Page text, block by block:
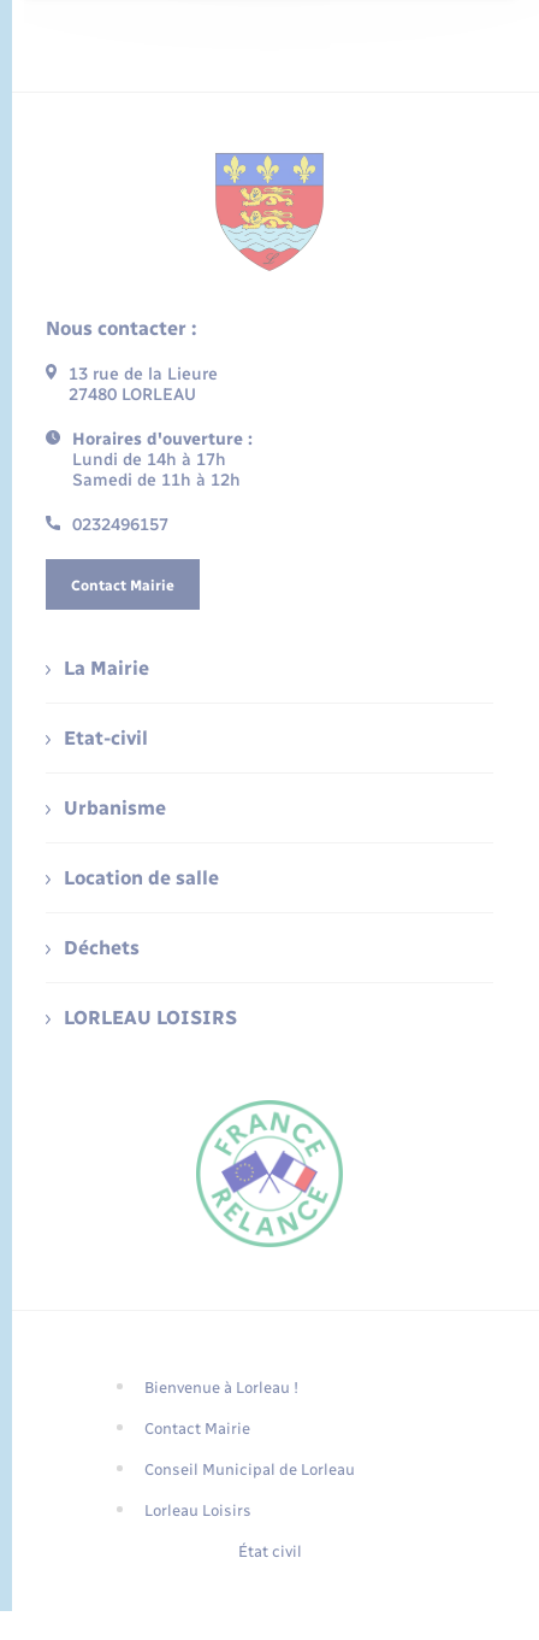
Traduction du
FR
Nous contacter :
13 rue de la Lieure
27480 LORLEAU
Horaires d'ouverture :
Lundi de 14h à 17h
Samedi de 11h à 12h
0232496157
Contact Mairie
La Mairie
Etat-civil
Urbanisme
Location de salle
Déchets
LORLEAU LOISIRS
Bienvenue à Lorleau !
Contact Mairie
Conseil Municipal de Lorleau
Lorleau Loisirs
État civil